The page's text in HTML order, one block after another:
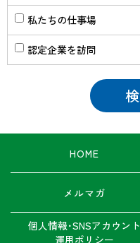
私たちの仕事場
認定企業を訪問
HOME
メルマガ
個人情報･SNSアカウント
運用ポリシー